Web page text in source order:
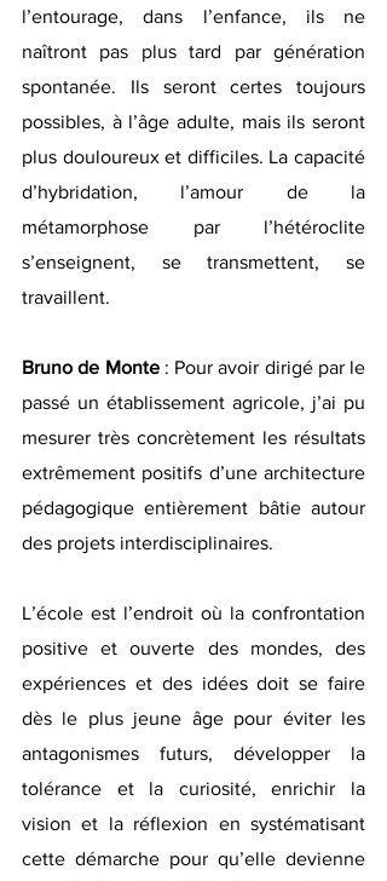
l’entourage, dans l’enfance, ils ne
naîtront pas plus tard par génération
spontanée. Ils seront certes toujours
possibles, à l’âge adulte, mais ils seront
plus douloureux et difficiles. La capacité
d’hybridation, l’amour de la
métamorphose par l’hétéroclite
s’enseignent, se transmettent, se
travaillent.
Bruno de Monte : Pour avoir dirigé par le
passé un établissement agricole, j’ai pu
mesurer très concrètement les résultats
extrêmement positifs d’une architecture
pédagogique entièrement bâtie autour
des projets interdisciplinaires.
L’école est l’endroit où la confrontation
positive et ouverte des mondes, des
expériences et des idées doit se faire
dès le plus jeune âge pour éviter les
antagonismes futurs, développer la
tolérance et la curiosité, enrichir la
vision et la réflexion en systématisant
cette démarche pour qu’elle devienne